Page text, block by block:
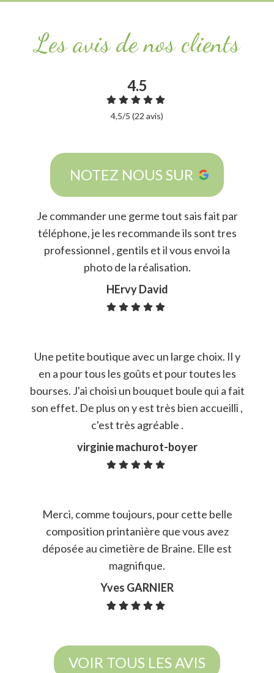
Les avis de nos clients
4.5
4,5/5 (22 avis)
NOTEZ NOUS SUR
Je commander une germe tout sais fait par
téléphone, je les recommande ils sont tres
professionnel , gentils et il vous envoi la
photo de la réalisation.
HErvy David
Une petite boutique avec un large choix. Il y
en a pour tous les goûts et pour toutes les
bourses. J'ai choisi un bouquet boule qui a fait
son effet. De plus on y est très bien accueilli ,
c'est très agréable .
virginie machurot-boyer
Merci, comme toujours, pour cette belle
composition printanière que vous avez
déposée au cimetière de Braine. Elle est
magnifique.
Yves GARNIER
VOIR TOUS LES AVIS